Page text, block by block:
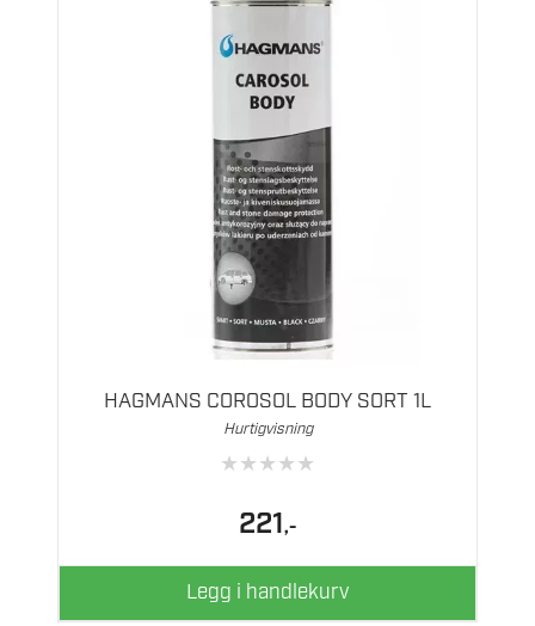
HAGMANS COROSOL BODY SORT 1L
Hurtigvisning
★★★★★
221,-
Legg i handlekurv